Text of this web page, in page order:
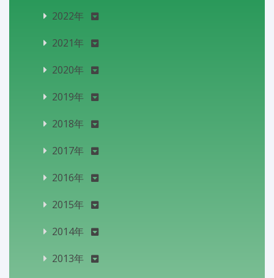
2022年
2021年
2020年
2019年
2018年
2017年
2016年
2015年
2014年
2013年